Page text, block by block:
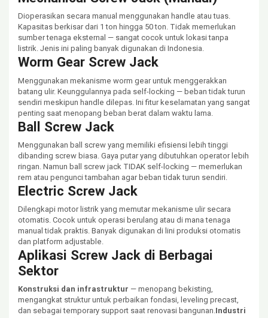
Dioperasikan secara manual menggunakan handle atau tuas.
Kapasitas berkisar dari 1 ton hingga 50 ton. Tidak memerlukan
sumber tenaga eksternal — sangat cocok untuk lokasi tanpa
listrik. Jenis ini paling banyak digunakan di Indonesia.
Worm Gear Screw Jack
Menggunakan mekanisme worm gear untuk menggerakkan
batang ulir. Keunggulannya pada self-locking — beban tidak turun
sendiri meskipun handle dilepas. Ini fitur keselamatan yang sangat
penting saat menopang beban berat dalam waktu lama.
Ball Screw Jack
Menggunakan ball screw yang memiliki efisiensi lebih tinggi
dibanding screw biasa. Gaya putar yang dibutuhkan operator lebih
ringan. Namun ball screw jack TIDAK self-locking — memerlukan
rem atau pengunci tambahan agar beban tidak turun sendiri.
Electric Screw Jack
Dilengkapi motor listrik yang memutar mekanisme ulir secara
otomatis. Cocok untuk operasi berulang atau di mana tenaga
manual tidak praktis. Banyak digunakan di lini produksi otomatis
dan platform adjustable.
Aplikasi Screw Jack di Berbagai
Sektor
Konstruksi dan infrastruktur — menopang bekisting,
mengangkat struktur untuk perbaikan fondasi, leveling precast,
dan sebagai temporary support saat renovasi bangunan. Industri